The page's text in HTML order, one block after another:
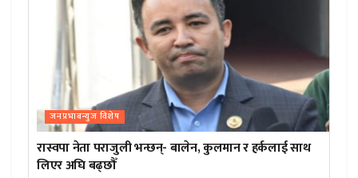
जनप्रभाबन्युज विशेष
रास्वपा नेता पराजुली भन्छन्- बालेन, कुलमान र हर्कलाई साथ
लिएर अघि बढ्छौँ